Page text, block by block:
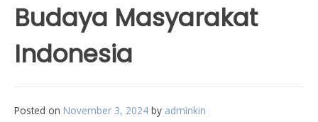
Budaya Masyarakat
Indonesia
Posted on November 3, 2024 by adminkin